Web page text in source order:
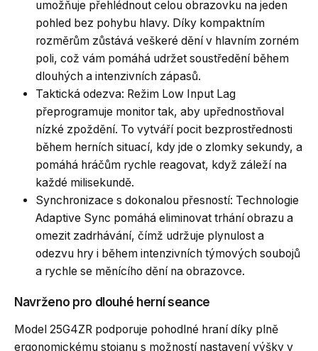
umožňuje přehlédnout celou obrazovku na jeden
pohled bez pohybu hlavy. Díky kompaktním
rozměrům zůstává veškeré dění v hlavním zorném
poli, což vám pomáhá udržet soustředění během
dlouhých a intenzivních zápasů.
Taktická odezva: Režim Low Input Lag
přeprogramuje monitor tak, aby upřednostňoval
nízké zpoždění. To vytváří pocit bezprostřednosti
během herních situací, kdy jde o zlomky sekundy, a
pomáhá hráčům rychle reagovat, když záleží na
každé milisekundě.
Synchronizace s dokonalou přesností: Technologie
Adaptive Sync pomáhá eliminovat trhání obrazu a
omezit zadrhávání, čímž udržuje plynulost a
odezvu hry i během intenzivních týmových soubojů
a rychle se měnícího dění na obrazovce.
Navrženo pro dlouhé herní seance
Model 25G4ZR podporuje pohodlné hraní díky plně
ergonomickému stojanu s možností nastavení výšky v